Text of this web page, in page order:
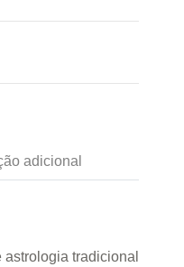
adicional
tradicional